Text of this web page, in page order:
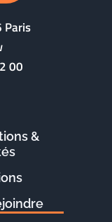
Paris
00
&